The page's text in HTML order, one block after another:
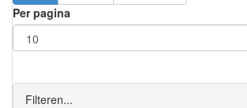
Per pagina
Filteren...